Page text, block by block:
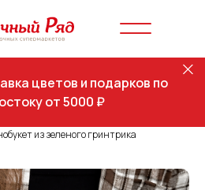
цветов и подарков по
от 5000 ₽
из зеленого гринтрика